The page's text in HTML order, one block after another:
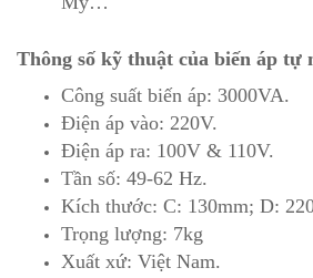
Thông số kỹ thuật của biến áp tự
Công suất biến áp: 3000VA.
Điện áp vào: 220V.
Điện áp ra: 100V & 110V.
Tần số: 49-62 Hz.
Kích thước: C: 130mm; D:
Trọng lượng: 7kg
Xuất xứ: Việt Nam.